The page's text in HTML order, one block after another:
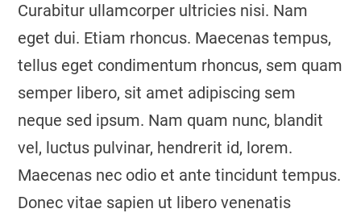
Curabitur ullamcorper ultricies nisi. Nam
eget dui. Etiam rhoncus. Maecenas tempus,
tellus eget condimentum rhoncus, sem quam
semper libero, sit amet adipiscing sem
neque sed ipsum. Nam quam nunc, blandit
vel, luctus pulvinar, hendrerit id, lorem.
Maecenas nec odio et ante tincidunt tempus.
Donec vitae sapien ut libero venenatis